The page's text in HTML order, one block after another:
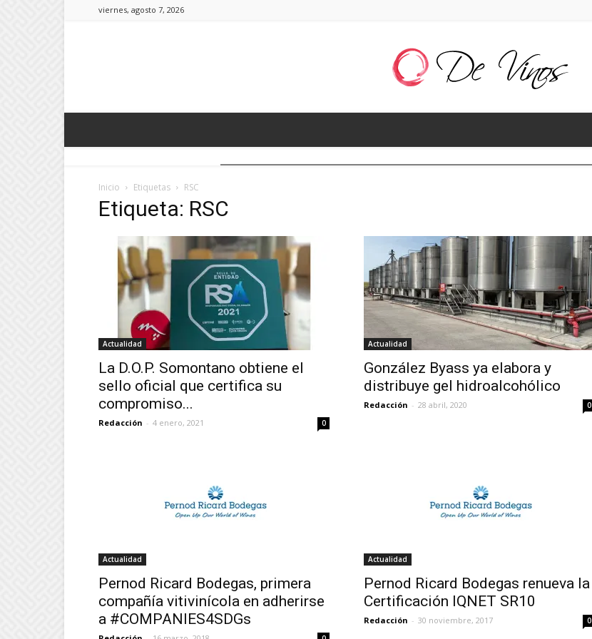
viernes, agosto 7, 2026
Vinos
Inicio Etiquetas RSC
Etiqueta: RSC
Actualidad
La D.O.P. Somontano obtiene el
sello oficial que certifica su
compromiso...
Redacción - 4 enero, 2021 0
Actualidad
González Byass ya elabora y
distribuye gel hidroalcohólico
Redacción - 28 abril, 2020 0
Actualidad
Pernod Ricard Bodegas, primera
compañía vitivinícola en adherirse
a #COMPANIES4SDGs
Actualidad
Pernod Ricard Bodegas renueva la
Certificación IQNET SR10
Redacción - 30 noviembre, 2017 0